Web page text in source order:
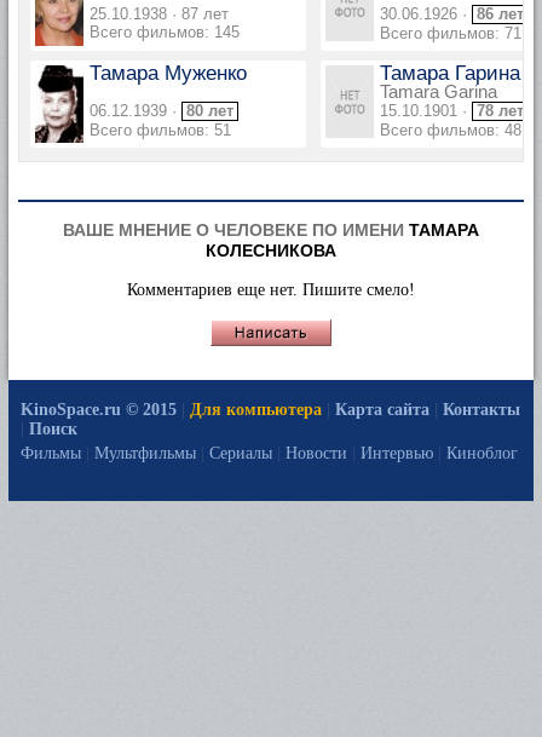
25.10.1938 · 87 лет
Всего фильмов: 145
30.06.1926 · 86 лет
Всего фильмов: 71
Тамара Муженко
06.12.1939 · 80 лет
Всего фильмов: 51
Тамара Гарина
Tamara Garina
15.10.1901 · 78 лет
Всего фильмов: 48
ВАШЕ МНЕНИЕ О ЧЕЛОВЕКЕ ПО ИМЕНИ ТАМАРА
КОЛЕСНИКОВА
Комментариев еще нет. Пишите смело!
KinoSpace.ru © 2015 Для компьютера Карта сайта
Контакты
Поиск
Фильмы
Мультфильмы Сериалы Новости Интервью Киноблог